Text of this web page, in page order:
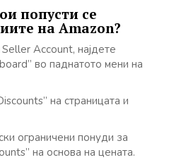
попусти се
на Amazon?
Account, најдете
во паднатото мени на
на страницата и
ограничени понуди за
на основа на цената.